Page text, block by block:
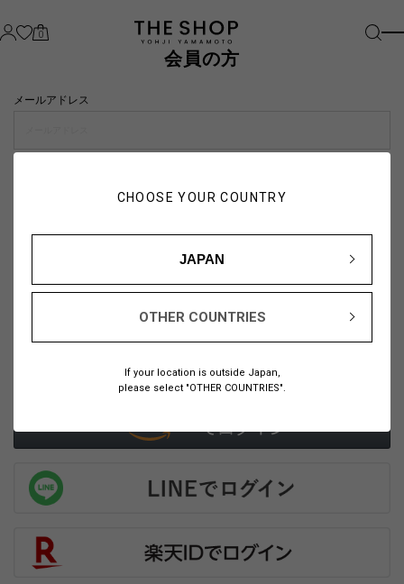
CHOOSE YOUR COUNTRY
JAPAN
OTHER COUNTRIES
If your location is outside Japan,
please select "OTHER COUNTRIES".
0
会員の方
メールアドレス
こちら
または